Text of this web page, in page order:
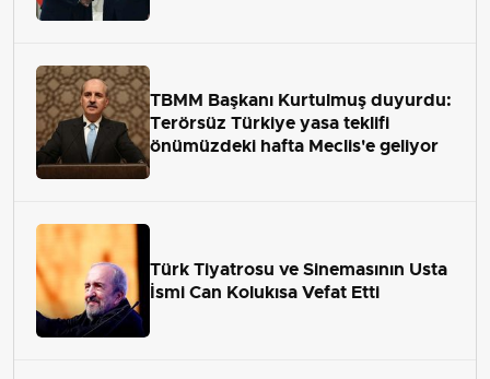
TBMM Başkanı Kurtulmuş duyurdu:
Terörsüz Türkiye yasa teklifi
önümüzdeki hafta Meclis'e geliyor
Türk Tiyatrosu ve Sinemasının Usta
İsmi Can Kolukısa Vefat Etti